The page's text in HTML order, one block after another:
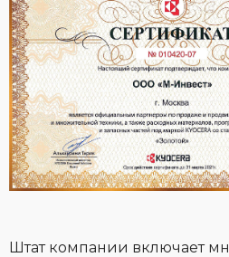
Штат компании включает